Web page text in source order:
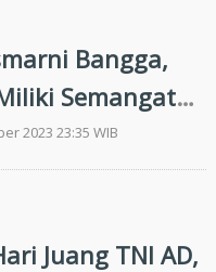
Bangga,
Semangat
Bengkalis
2023 23:35 WIB
Juang TNI AD,